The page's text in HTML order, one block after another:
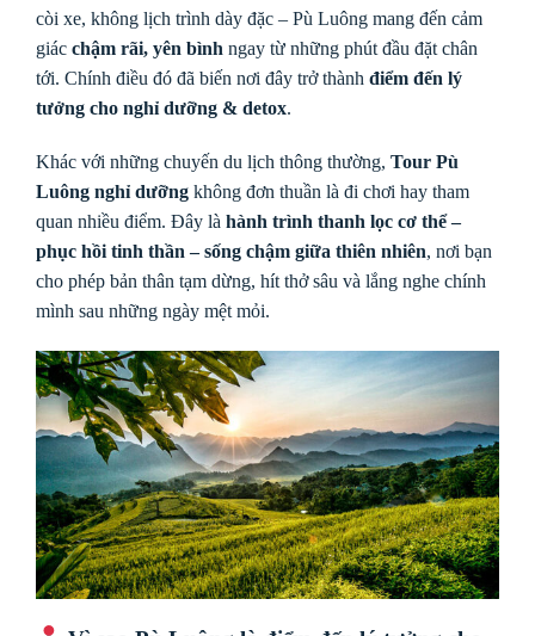
còi xe, không lịch trình dày đặc – Pù Luông mang đến cảm
giác chậm rãi, yên bình ngay từ những phút đầu đặt chân
tới. Chính điều đó đã biến nơi đây trở thành điểm đến lý
tưởng cho nghỉ dưỡng & detox.
Khác với những chuyến du lịch thông thường, Tour Pù
Luông nghỉ dưỡng không đơn thuần là đi chơi hay tham
quan nhiều điểm. Đây là hành trình thanh lọc cơ thể –
phục hồi tinh thần – sống chậm giữa thiên nhiên, nơi bạn
cho phép bản thân tạm dừng, hít thở sâu và lắng nghe chính
mình sau những ngày mệt mỏi.